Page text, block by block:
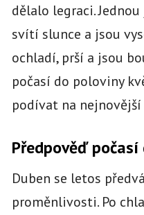
dělalo legraci.
svítí slunce a jsou
ochladí, prší a jsou
počasí do poloviny
podívat na
Předpověď
Duben se letos
proměnlivosti. Po